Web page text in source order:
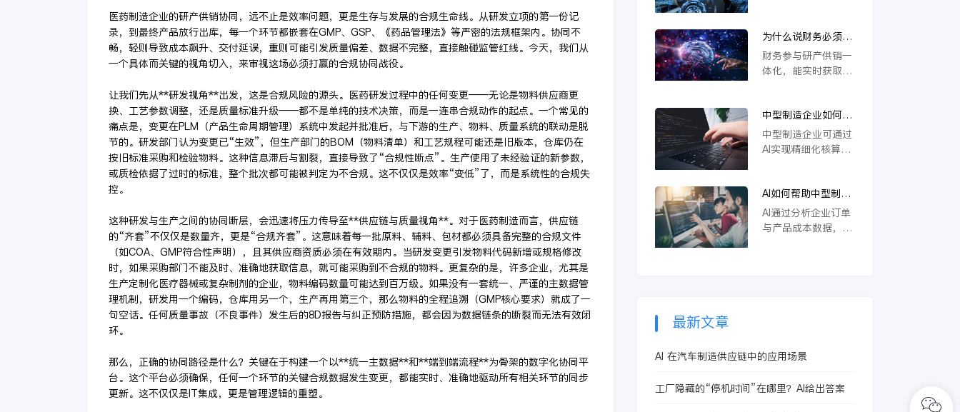
医药制造企业的研产供销协同，远不止是效率问题，更是生存与发展的合规生命线。从研发立项的第一份记
录，到最终产品放行出库，每一个环节都嵌套在GMP、GSP、《药品管理法》等严密的法规框架内。协同不
畅，轻则导致成本飙升、交付延误，重则可能引发质量偏差、数据不完整，直接触碰监管红线。今天，我们从
一个具体而关键的视角切入，来审视这场必须打赢的合规协同战役。
让我们先从**研发视角**出发，这是合规风险的源头。医药研发过程中的任何变更——无论是物料供应商更
换、工艺参数调整，还是质量标准升级——都不是单纯的技术决策，而是一连串合规动作的起点。一个常见的
痛点是，变更在PLM（产品生命周期管理）系统中发起并批准后，与下游的生产、物料、质量系统的联动是脱
节的。研发部门认为变更已“生效”，但生产部门的BOM（物料清单）和工艺规程可能还是旧版本，仓库仍在
按旧标准采购和检验物料。这种信息滞后与割裂，直接导致了“合规性断点”。生产使用了未经验证的新参数，
或质检依据了过时的标准，整个批次都可能被判定为不合规。这不仅仅是效率“变低”了，而是系统性的合规失
控。
这种研发与生产之间的协同断层，会迅速将压力传导至**供应链与质量视角**。对于医药制造而言，供应链
的“齐套”不仅仅是数量齐，更是“合规齐套”。这意味着每一批原料、辅料、包材都必须具备完整的合规文件
（如COA、GMP符合性声明），且其供应商资质必须在有效期内。当研发变更引发物料代码新增或规格修改
时，如果采购部门不能及时、准确地获取信息，就可能采购到不合规的物料。更复杂的是，许多企业，尤其是
生产定制化医疗器械或复杂制剂的企业，物料编码数量可能达到百万级。如果没有一套统一、严谨的主数据管
理机制，研发用一个编码，仓库用另一个，生产再用第三个，那么物料的全程追溯（GMP核心要求）就成了一
句空话。任何质量事故（不良事件）发生后的8D报告与纠正预防措施，都会因为数据链条的断裂而无法有效闭
环。
那么，正确的协同路径是什么？关键在于构建一个以**统一主数据**和**端到端流程**为骨架的数字化协同平
台。这个平台必须确保，任何一个环节的关键合规数据发生变更，都能实时、准确地驱动所有相关环节的同步
更新。这不仅仅是IT集成，更是管理逻辑的重塑。
应速度、优化资源配
置的关键，缺乏这一
核心能力的企业将在
未来竞争中失去优
自动处理订单、物料
与成本信息，提升生
产与财务协同效率，
化资源配置，加强风
险控制，推动精细化
运营。
为什么说财务必须参
与研产供销一体化？
财务参与研产供销一
体化，能实时获取各
财融合，财务可提前
预警风险、优化资源
配置，支持科学决
价值链协同，确保战
略目标有效落地。
中型制造企业如何用
AI实现精细化核算？
中型制造企业可通过
AI实现精细化核算，
模块化设计（如
CBB）优化物料编码
管理，并借助AI合同
AI如何帮助中型制造
企业识别亏损订单和
低毛利产品？
AI通过分析企业订单
与产品成本数据，能
最新文章
AI 在汽车制造供应链中的应用场景
工厂隐藏的“停机时间”在哪里？AI给出答案